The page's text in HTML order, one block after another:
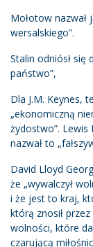
Mołotow
wersalskiego”.
Stalin odniósł się
państwo”,
Dla J.M. Keynes,
„ekonomiczną
żydostwo”. Lewis
nazwał to
David Lloyd
że „wywalczył
i że jest to kraj,
którą znosił
wolności, które
czarującą